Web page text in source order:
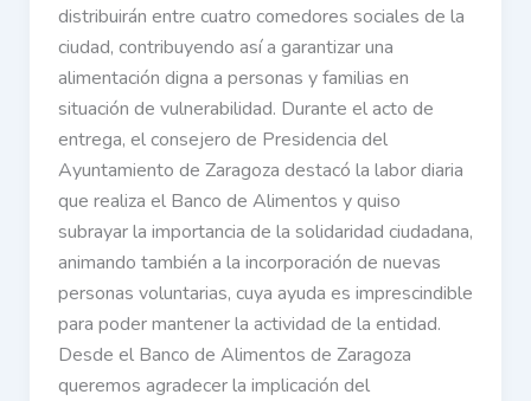
distribuirán entre cuatro comedores sociales de la
ciudad, contribuyendo así a garantizar una
alimentación digna a personas y familias en
situación de vulnerabilidad. Durante el acto de
entrega, el consejero de Presidencia del
Ayuntamiento de Zaragoza destacó la labor diaria
que realiza el Banco de Alimentos y quiso
subrayar la importancia de la solidaridad ciudadana,
animando también a la incorporación de nuevas
personas voluntarias, cuya ayuda es imprescindible
para poder mantener la actividad de la entidad.
Desde el Banco de Alimentos de Zaragoza
queremos agradecer la implicación del